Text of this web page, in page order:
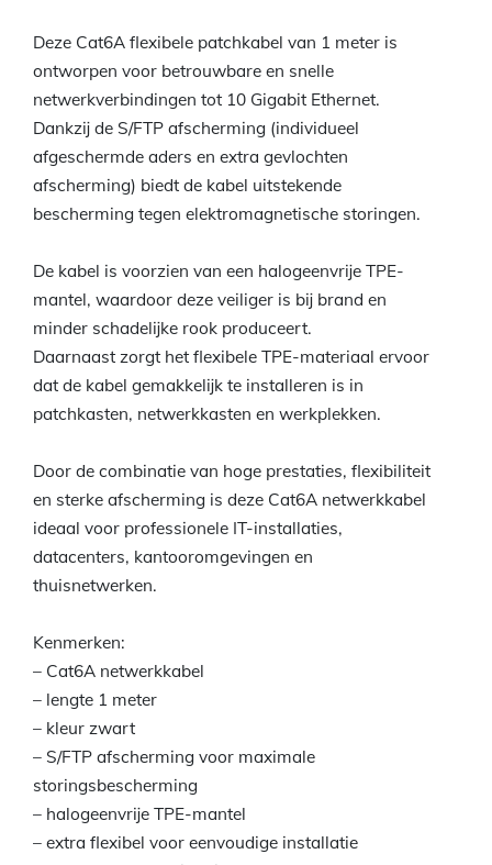
Deze Cat6A flexibele patchkabel van 1 meter is
ontworpen voor betrouwbare en snelle
netwerkverbindingen tot 10 Gigabit Ethernet.
Dankzij de S/FTP afscherming (individueel
afgeschermde aders en extra gevlochten
afscherming) biedt de kabel uitstekende
bescherming tegen elektromagnetische storingen.
De kabel is voorzien van een halogeenvrije TPE-
mantel, waardoor deze veiliger is bij brand en
minder schadelijke rook produceert.
Daarnaast zorgt het flexibele TPE-materiaal ervoor
dat de kabel gemakkelijk te installeren is in
patchkasten, netwerkkasten en werkplekken.
Door de combinatie van hoge prestaties, flexibiliteit
en sterke afscherming is deze Cat6A netwerkkabel
ideaal voor professionele IT-installaties,
datacenters, kantooromgevingen en
thuisnetwerken.
Kenmerken:
– Cat6A netwerkkabel
– lengte 1 meter
– kleur zwart
– S/FTP afscherming voor maximale
storingsbescherming
– halogeenvrije TPE-mantel
– extra flexibel voor eenvoudige installatie